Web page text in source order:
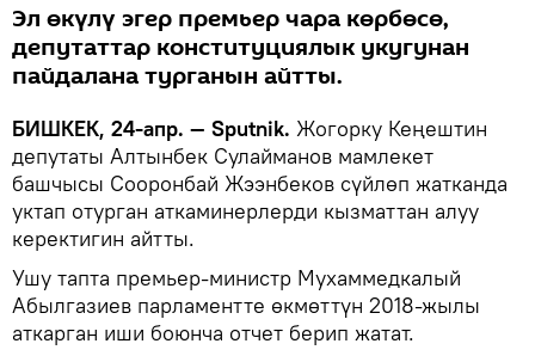
Эл өкүлү эгер премьер чара көрбөсө,
депутаттар конституциялык укугунан
пайдалана турганын айтты.
БИШКЕК, 24-апр. — Sputnik. Жогорку Кеңештин
депутаты Алтынбек Сулайманов мамлекет
башчысы Сооронбай Жээнбеков сүйлөп жатканда
уктап отурган аткаминерлерди кызматтан алуу
керектигин айтты.
Ушу тапта премьер-министр Мухаммедкалый
Абылгазиев парламентте өкмөттүн 2018-жылы
аткарган иши боюнча отчет берип жатат.